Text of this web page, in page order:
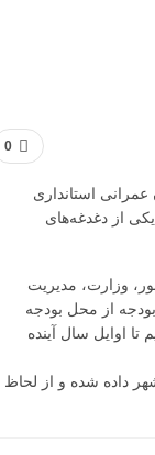
0
استانداری
از دغدغه‌های
وزارت، مدیریت
از محل بودجه
تا اوایل سال آینده
داده شده و از لحاظ